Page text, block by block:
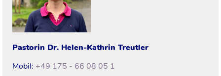
Pastorin Dr. Helen-Kathrin Treutler
Mobil: +49 175 - 66 08 05 1